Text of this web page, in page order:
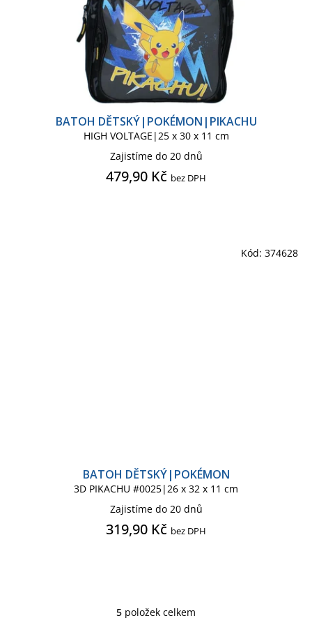
BATOH DĚTSKÝ|POKÉMON|PIKACHU
HIGH VOLTAGE|25 x 30 x 11 cm
Zajistíme do 20 dnů
479,90 Kč bez DPH
BATOH DĚTSKÝ|POKÉMON
3D PIKACHU #0025|26 x 32 x 11 cm
Zajistíme do 20 dnů
319,90 Kč bez DPH
Kód: 374628
O
5 položek celkem